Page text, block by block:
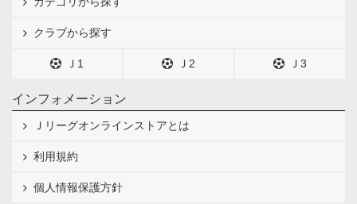
クラブから探す
Ｊ1 Ｊ2 Ｊ3
インフォメーション
Ｊリーグオンラインストアとは
利用規約
個人情報保護方針